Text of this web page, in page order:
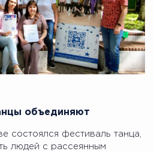
объединяют
состоялся фестиваль танца,
людей с рассеянным